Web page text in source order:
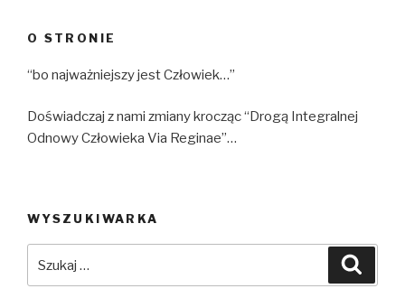
O STRONIE
“bo najważniejszy jest Człowiek…”
Doświadczaj z nami zmiany krocząc “Drogą Integralnej
Odnowy Człowieka Via Reginae”…
WYSZUKIWARKA